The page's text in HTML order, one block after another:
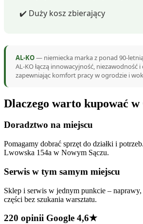
✔️ Duży kosz zbierający
AL-KO— niemiecka marka z ponad 90-
AL-KO łączą innowacyjność, niezawodność
zapewniając komfort pracy w ogrodzie i
Dlaczego warto kupować
Doradztwo na miejscu
Pomagamy dobrać sprzęt do działki i
Lwowska 154a w Nowym Sączu.
Serwis w tym samym miejscu
Sklep i serwis w jednym punkcie –
części bez szukania warsztatu.
220 opinii Google 4,6★